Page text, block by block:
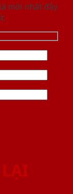
mới nhât đầy